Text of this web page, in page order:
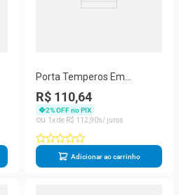
Porta Temperos Em
Madeira Teca Com 8 Vidros
- Stolf
R$ 110,64
2% OFF no PIX
1
R$ 112 90
Adicionar ao carrinho